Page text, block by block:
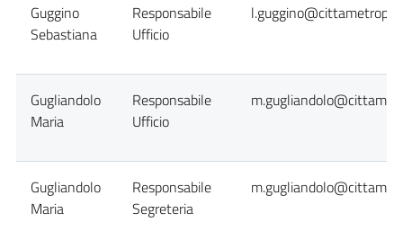
Guggino
Sebastiana
Responsabile
Ufficio
Gugliandolo
Maria
Responsabile
Ufficio
Gugliandolo
Maria
Responsabile
Segreteria